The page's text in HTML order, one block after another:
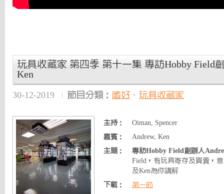
玩具收藏家 第四季 第十一集 專訪Hobby Field
Ken
30-12-2019 節目分類： 嗜好 、 玩具收藏家
主持：
Oiman, Spencer
嘉賓：
Andrew, Ken
主題：
專訪Hobby Field創辦人
Field，有玩具寄存及買賣，
及Ken為你講解
下載：
第一節